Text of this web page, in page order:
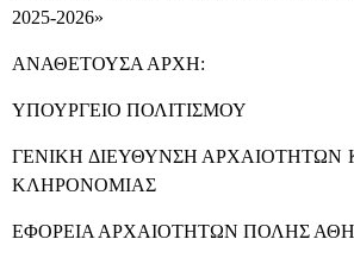
2025-2026»
ΑΝΑΘΕΤΟΥΣΑ ΑΡΧΗ:
ΥΠΟΥΡΓΕΙΟ ΠΟΛΙΤΙΣΜΟΥ
ΓΕΝΙΚΗ ΔΙΕΥΘΥΝΣΗ ΑΡΧΑΙΟΤΗΤΩΝ
ΚΛΗΡΟΝΟΜΙΑΣ
ΕΦΟΡΕΙΑ ΑΡΧΑΙΟΤΗΤΩΝ ΠΟΛΗΣ